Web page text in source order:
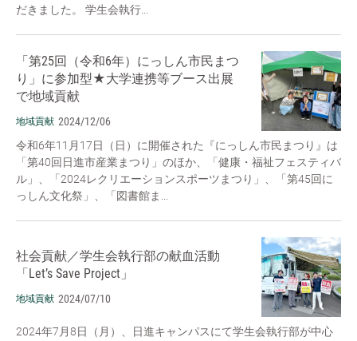
だきました。 学生会執行...
「第25回（令和6年）にっしん市民まつ
り」に参加型★大学連携等ブース出展
で地域貢献
地域貢献 2024/12/06
令和6年11月17日（日）に開催された『にっしん市民まつり』は
「第40回日進市産業まつり」のほか、「健康・福祉フェスティバ
ル」、「2024レクリエーションスポーツまつり」、「第45回に
っしん文化祭」、「図書館ま...
社会貢献／学生会執行部の献血活動
「Let’s Save Project」
地域貢献 2024/07/10
2024年7月8日（月）、日進キャンパスにて学生会執行部が中心